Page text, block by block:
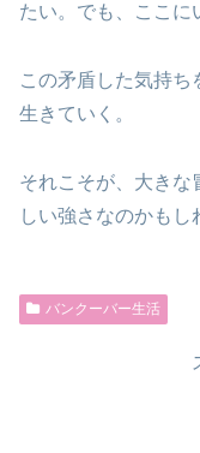
たい。でも、ここに
この矛盾した気持ち
生きていく。
それこそが、大きな
しい強さなのかもし
バンクーバー生活